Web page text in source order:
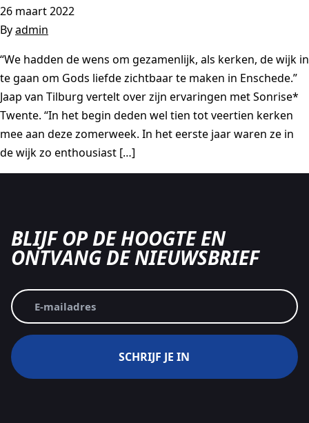
26 maart 2022
Byadmin
“We hadden de wens om gezamenlijk, als kerken, de wijk in
te gaan om Gods liefde zichtbaar te maken in Enschede.”
Jaap van Tilburg vertelt over zijn ervaringen met Sonrise*
Twente. “In het begin deden wel tien tot veertien kerken
mee aan deze zomerweek. In het eerste jaar waren ze in
de wijk zo enthousiast […]
BLIJF OP DE HOOGTE EN
ONTVANG DE NIEUWSBRIEF
E-
mailadres
(Vereist)